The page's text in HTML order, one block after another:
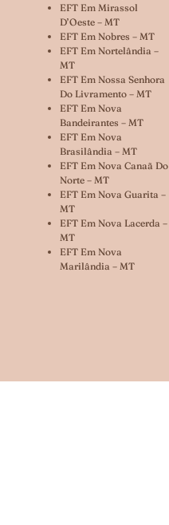
EFT Em Mirassol
D’Oeste – MT
EFT Em Nobres – MT
EFT Em Nortelândia –
MT
EFT Em Nossa Senhora
Do Livramento – MT
EFT Em Nova
Bandeirantes – MT
EFT Em Nova
Brasilândia – MT
EFT Em Nova Canaã Do
Norte – MT
EFT Em Nova Guarita –
MT
EFT Em Nova Lacerda –
MT
EFT Em Nova
Marilândia – MT